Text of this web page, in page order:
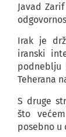
Javad
Irak je
iranski
Teherana
S druge
što
posebno u